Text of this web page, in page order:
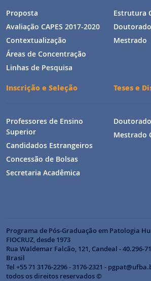
Proposta
Avaliação CAPES 2017-2020
Contextualização
Áreas de Concentração
Linhas de Pesquisa
Estrutura
Doutorado
Mestrado
Inscrição e Seleção
Professores de Ensino
Superior
Candidados Estrangeiros
Concessão de Bolsas
Secretaria Acadêmica
Teses e
Mestrado
Programa de Pós-Graduação em Patologia
FIOCRUZ, desde 1973
Rua Waldemar Falcão, 121, Candeal - 40.296-
Brasil
Tel +55 71 3176-2296 - 3176-2321 -
todos os direitos reservados ©